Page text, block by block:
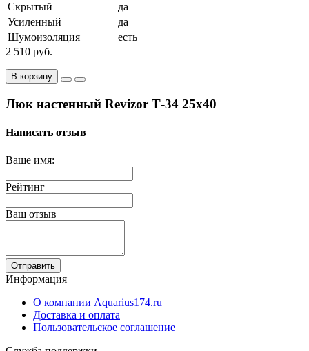
Скрытый
да
Усиленный
да
Шумоизоляция
есть
2 510 руб.
В корзину
Люк настенный Revizor Т-34 25x40
Написать отзыв
Ваше имя:
Рейтинг
Ваш отзыв
Отправить
Информация
О компании Aquarius174.ru
Доставка и оплата
Пользовательское соглашение